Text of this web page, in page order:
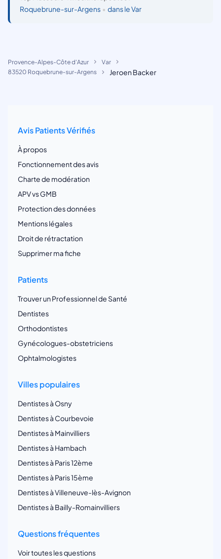
Roquebrune-sur-Argens • dans le Var
Provence-Alpes-Côte d'Azur
Var
83520 Roquebrune-sur-Argens
Jeroen Backer
Avis Patients Vérifiés
À propos
Fonctionnement des avis
Charte de modération
APV vs GMB
Protection des données
Mentions légales
Droit de rétractation
Supprimer ma fiche
Patients
Trouver un Professionnel de Santé
Dentistes
Orthodontistes
Gynécologues-obstetriciens
Ophtalmologistes
Villes populaires
Dentistes à Osny
Dentistes à Courbevoie
Dentistes à Mainvilliers
Dentistes à Hambach
Dentistes à Paris 12ème
Dentistes à Paris 15ème
Dentistes à Villeneuve-lès-Avignon
Dentistes à Bailly-Romainvilliers
Questions fréquentes
Voir toutes les questions